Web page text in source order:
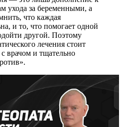
ухода за беременными, а
что каждая
и то, что помогает одной
другой. Поэтому
лечения стоит
с врачом и тщательно